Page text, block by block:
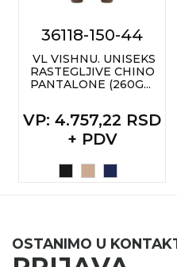
36118-150-44
VL VISHNU. UNISEKS
RASTEGLJIVE CHINO
PANTALONE (260G...
VP: 4.757,22 RSD
+ PDV
OSTANIMO U